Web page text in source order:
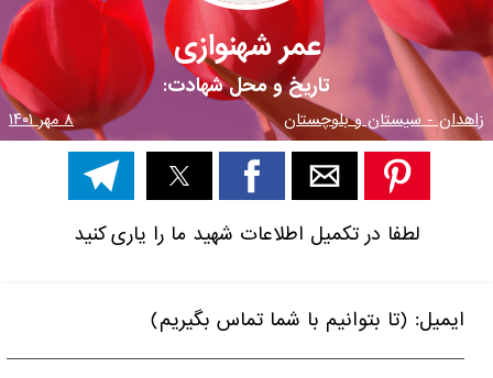
عمر شهنوازی
تاریخ و محل شهادت:
زاهدان - سیستان و بلوچستان ۸ مهر ۱۴۰۱
لطفا در تکمیل اطلاعات شهید ما را یاری کنید
ایمیل: (تا بتوانیم با شما تماس بگیریم)